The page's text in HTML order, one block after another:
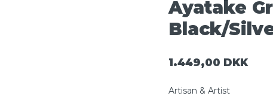
Ayatake
Black/
1.449,00 DKK
Artisan & Artist